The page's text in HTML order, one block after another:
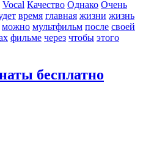
Vocal Качество Однако Очень
время главная жизни жизнь
можно мультфильм после своей
фильме через чтобы этого
бесплатно